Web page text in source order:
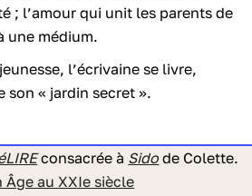
; l’amour qui unit les parents de
une médium.
l’écrivaine se livre,
son « jardin secret ».
consacrée à Sidode Colette.
au XXIe siècle